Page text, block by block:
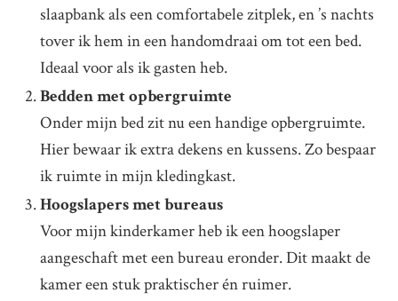
slaapbank als een comfortabele zitplek, en ’s nachts
tover ik hem in een handomdraai om tot een bed.
Ideaal voor als ik gasten heb.
Bedden met opbergruimte
Onder mijn bed zit nu een handige opbergruimte.
Hier bewaar ik extra dekens en kussens. Zo bespaar
ik ruimte in mijn kledingkast.
Hoogslapers met bureaus
Voor mijn kinderkamer heb ik een hoogslaper
aangeschaft met een bureau eronder. Dit maakt de
kamer een stuk praktischer én ruimer.